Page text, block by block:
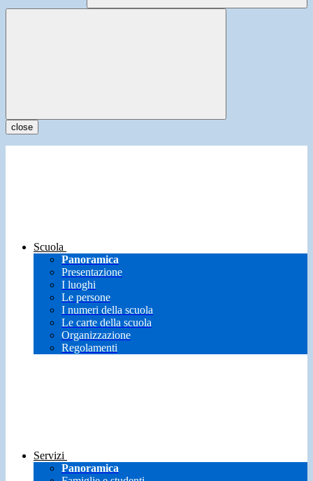
close
Scuola
Panoramica
Presentazione
I luoghi
Le persone
I numeri della scuola
Le carte della scuola
Organizzazione
Regolamenti
Servizi
Panoramica